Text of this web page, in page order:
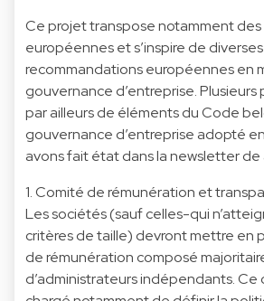
Ce projet transpose notamment
européennes et s’inspire de diverses
recommandations européennes en
gouvernance d’entreprise.
par ailleurs de éléments du Code
gouvernance d’entreprise adopté
avons fait état dans la newsletter de
1. Comité de rémunération et
Les sociétés (sauf celles-qui
critères de taille) devront mettre en
de rémunération composé
d’administrateurs indépendants. Ce